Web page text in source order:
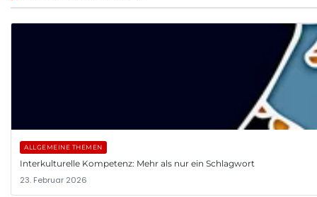
ALLGEMEINE THEMEN
Interkulturelle Kompetenz: Mehr als nur ein Schlagwort
23. Februar 2026